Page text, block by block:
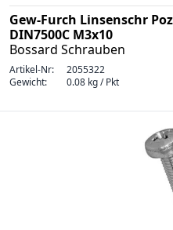
Gew-Furch Linsenschr
DIN7500C M3x10
Bossard Schrauben
Artikel-Nr:
2055322
Gewicht:
0.08 kg / Pkt